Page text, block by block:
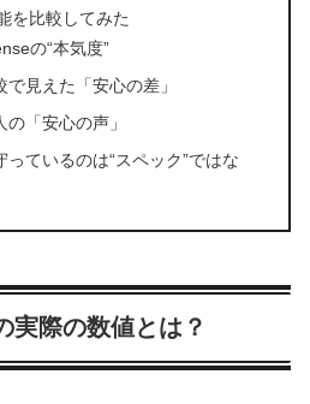
を比較してみた
の“本気度”
見えた「安心の差」
「安心の声」
ているのは“スペック”ではな
実際の数値とは？